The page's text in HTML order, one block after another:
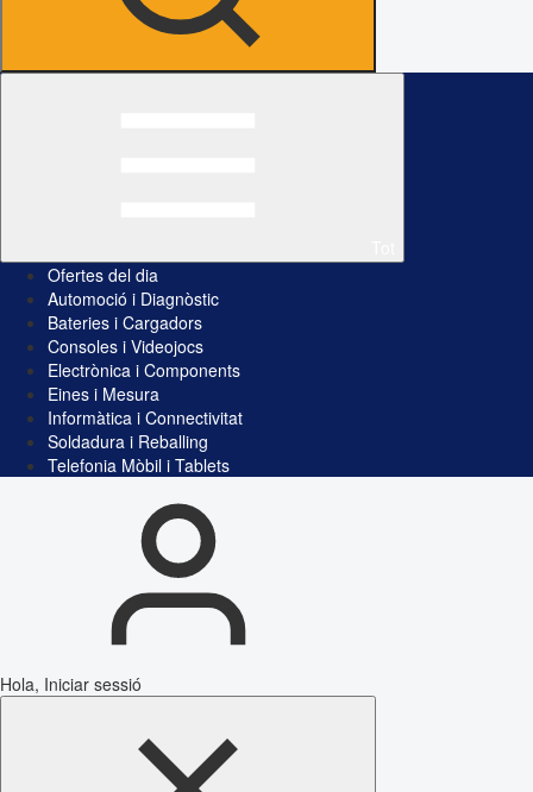
Ofertes del dia
Automoció i Diagnòstic
Bateries i Cargadors
Consoles i Videojocs
Electrònica i Components
Eines i Mesura
Informàtica i Connectivitat
Soldadura i Reballing
Telefonia Mòbil i Tablets
Hola, Iniciar sessió